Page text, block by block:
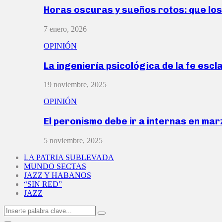
Horas oscuras y sueños rotos: que
7 enero, 2026
OPINIÓN
La ingeniería psicológica de la fe
19 noviembre, 2025
OPINIÓN
El peronismo debe ir a internas en
5 noviembre, 2025
LA PATRIA SUBLEVADA
MUNDO SECTAS
JAZZ Y HABANOS
“SIN RED”
JAZZ
Search
for:
Search